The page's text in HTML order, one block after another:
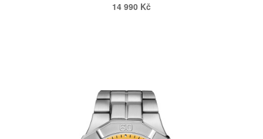
14 990 Kč